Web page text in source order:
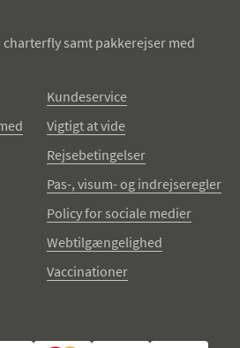
samt pakkerejser med
Kundeservice
Vigtigt at vide
Rejsebetingelser
Pas-, visum- og indrejseregler
Policy for sociale medier
Webtilgængelighed
Vaccinationer